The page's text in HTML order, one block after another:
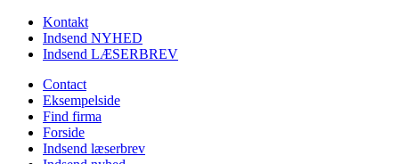
Kontakt
Indsend NYHED
Indsend LÆSERBREV
Contact
Eksempelside
Find firma
Forside
Indsend læserbrev